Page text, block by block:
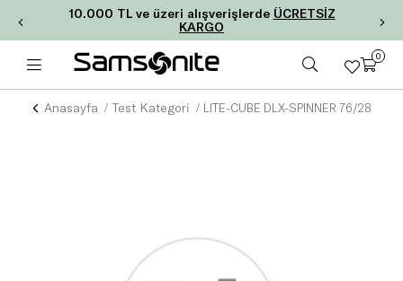
10.000 TL ve üzeri alışverişlerde ÜCRETSİZ
KARGO
0
Anasayfa Test Kategori LITE-CUBE DLX-SPINNER 76/28